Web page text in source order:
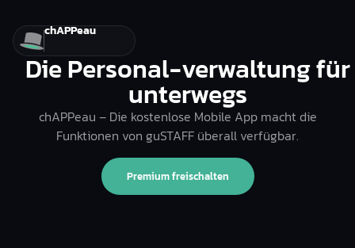
chAPPeau
Die Personal-verwaltung für
unterwegs
chAPPeau – Die kostenlose Mobile App macht die
Funktionen von guSTAFF überall verfügbar.
Premium freischalten